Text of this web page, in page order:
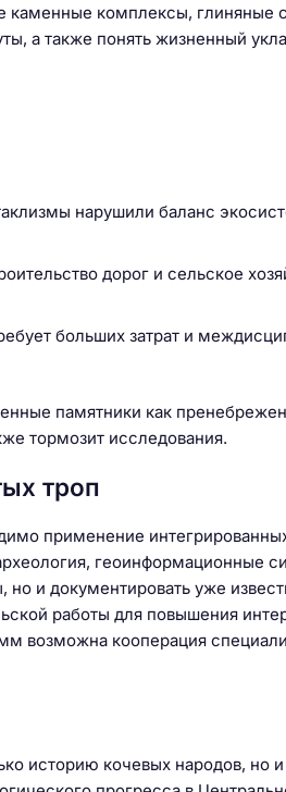
каменные комплексы, глиняные
а также понять жизненный
нарушили баланс
дорог и сельское
больших затрат и
памятники как
тормозит исследования.
троп
применение
геоинформационные
и документировать уже
работы для повышения
возможна кооперация
историю кочевых народов, но